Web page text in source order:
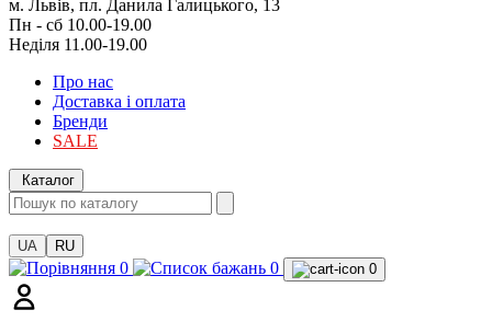
м. Львів, пл. Данила Галицького, 13
Пн - сб 10.00-19.00
Неділя 11.00-19.00
Про нас
Доставка і оплата
Бренди
SALE
Каталог
UA RU
0 0 0